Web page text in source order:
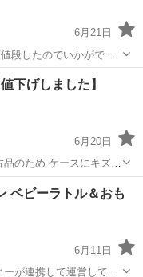
6月21日
段したのでいかがでし
下げしました】
6月20日
ベビーラトル＆おも
6月11日